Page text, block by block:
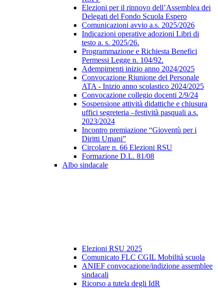
Elezioni per il rinnovo dell’Assemblea dei
Delegati del Fondo Scuola Espero
Comunicazioni avvio a.s. 2025/2026
Indicazioni operative adozioni Libri di
testo a. s. 2025/26.
Programmazione e Richiesta Benefici
Permessi Legge n. 104/92.
Adempimenti inizio anno 2024/2025
Convocazione Riunione del Personale
ATA - Inizio anno scolastico 2024/2025
Convocazione collegio docenti 2/9/24
Sospensione attività didattiche e chiusura
uffici segreteria –festività pasquali a.s.
2023/2024
Incontro premiazione “Gioventù per i
Diritti Umani”
Circolare n. 66 Elezioni RSU
Formazione D.L. 81/08
Albo sindacale
Elezioni RSU 2025
Comunicato FLC CGIL Mobilità scuola
ANIEF convocazione/indizione assemblee
sindacali
Ricorso a tutela degli IdR